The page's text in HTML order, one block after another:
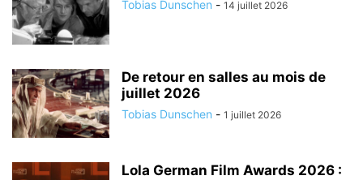
Tobias Dunschen - 14 juillet 2026
De retour en salles au mois de
juillet 2026
Tobias Dunschen - 1 juillet 2026
Lola German Film Awards 2026 :